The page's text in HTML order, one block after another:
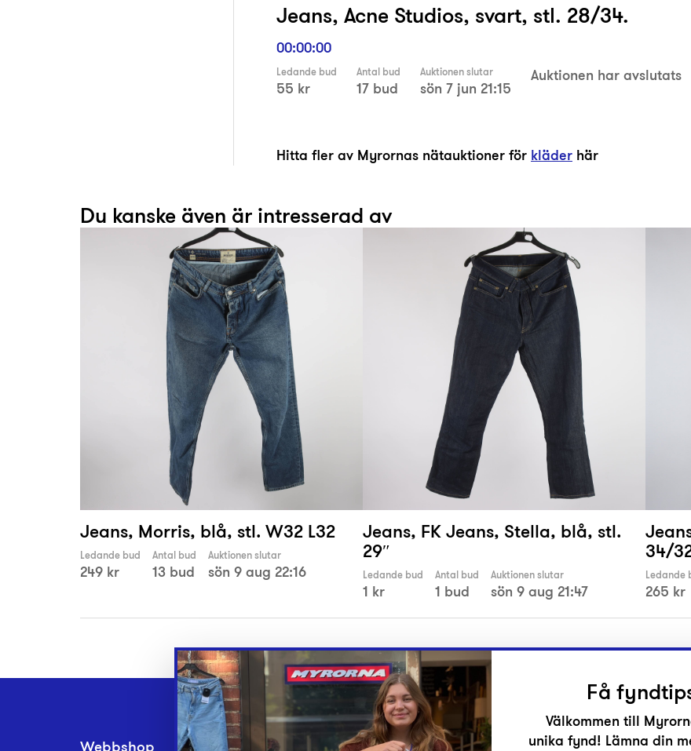
Jeans, Acne Studios, svart, stl. 28/34.
00:00:00
Ledande bud
55 kr
Antal bud
17 bud
Auktionen slutar
sön 7 jun 21:15
Auktionen har avslutats
Hitta fler av Myrornas nätauktioner för kläder här
Du kanske även är intresserad av
Jeans, Morris, blå, stl. W32 L32
Ledande bud
249 kr
Antal bud
13 bud
Auktionen slutar
sön 9 aug 22:16
Jeans, FK Jeans, Stella, blå, stl.
29″
Ledande bud
1 kr
Antal bud
1 bud
Auktionen slutar
sön 9 aug 21:47
34/
Ledande
265 kr
Få
Välkommen till
unika fynd! Lämna din